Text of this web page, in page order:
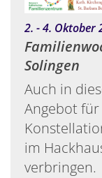
2. - 4. Oktober
Solingen
Auch in
Angebot
im
verbringen.